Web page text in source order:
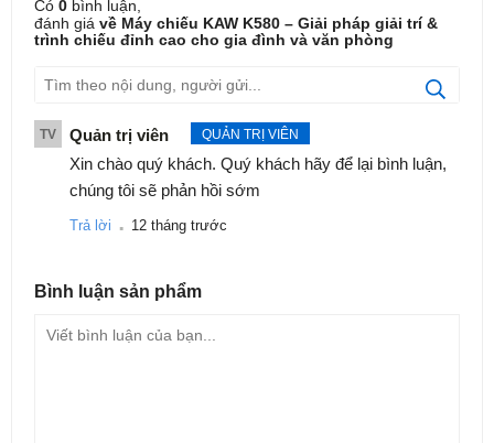
hoàn hảo cho TV màn hình lớn.
trí thông minh.
Có 0 bình luận,
đánh giá về Máy chiếu KAW K580 – Giải pháp giải trí &
trình chiếu đỉnh cao cho gia đình và văn phòng
TV Quản trị viên QUẢN TRỊ VIÊN
Xin chào quý khách. Quý khách hãy để lại bình luận,
chúng tôi sẽ phản hồi sớm
Trả lời . 12 tháng trước
Bình luận sản phẩm